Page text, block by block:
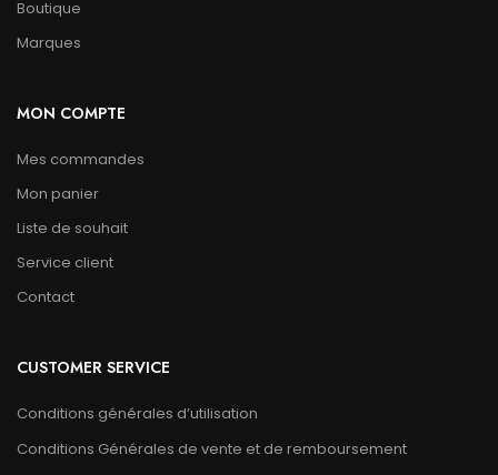
Boutique
Marques
MON COMPTE
Mes commandes
Mon panier
Liste de souhait
Service client
Contact
CUSTOMER SERVICE
Conditions générales d’utilisation
Conditions Générales de vente et de remboursement